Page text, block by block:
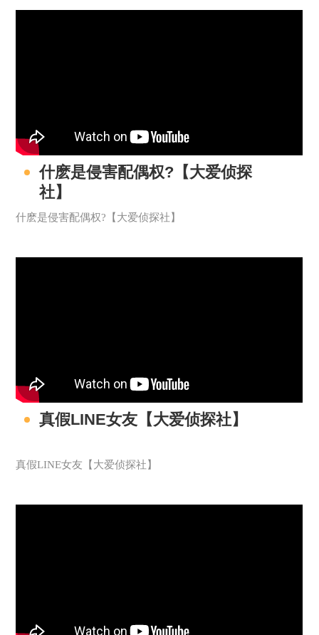
什麽是侵害配偶权?【大爱侦探
社】
什麽是侵害配偶权?【大爱侦探社】
真假LINE女友【大爱侦探社】
真假LINE女友【大爱侦探社】